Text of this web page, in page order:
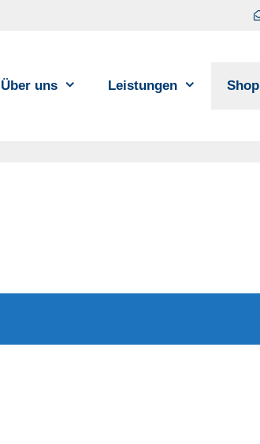
Über uns Leistungen Shop